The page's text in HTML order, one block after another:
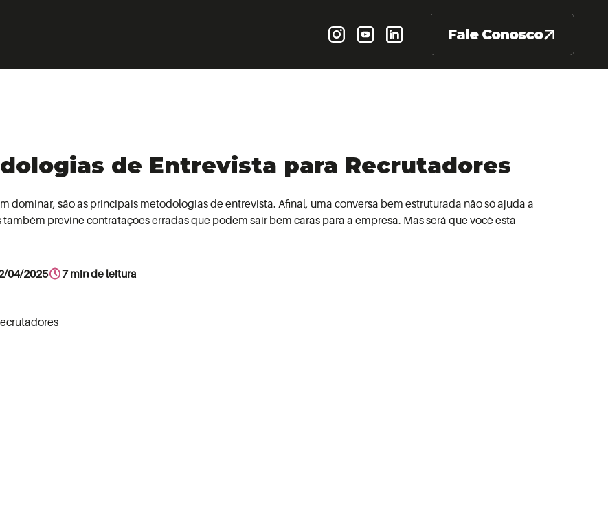
Fale Conosco
de Entrevista para Recrutadores
dominar, são as principais metodologias de entrevista. Afinal, uma conversa bem estruturada não só ajuda a
previne contratações erradas que podem sair bem caras para a empresa. Mas será que você está
04/2025 7 min de leitura